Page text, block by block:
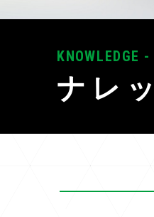
KNOWLEDGE -
ナレ